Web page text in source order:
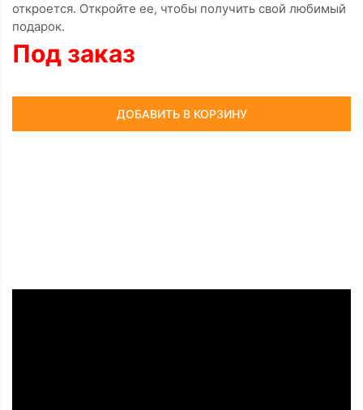
откроется. Откройте ее, чтобы получить свой любимый
подарок.
Под заказ
ДОБАВИТЬ В КОРЗИНУ